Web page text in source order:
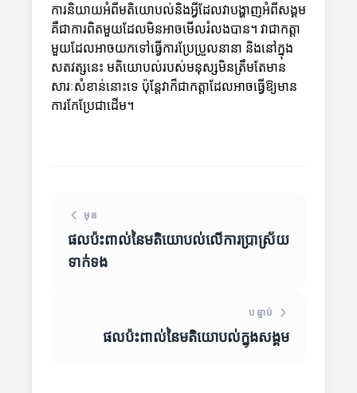
ការនិយាយអំពីមតិយោបល់និងអ្វីដែលវាបង្ហាញអំពីសង្គម
គឺជាការពិតមួយដែលមិនអាចមើលរំលងបាន។ វាជាកត្តា
មួយដែលអាចយកទៅធ្វើការប្រែប្រួលនានា និងនៅក្នុង
សតវត្សនេះ មតិយោបល់របស់មនុស្សមិនត្រឹមតែមាន
សារៈសំខាន់នោះទេ ប៉ុន្តែវាក៏ជាកត្តាដែលអាចធ្វើឱ្យមាន
ការកែប្រែជាដើម។
មុន
ផលប៉ះពាល់នៃមតិយោបល់លើការប្រាស្រ័យ
ទាក់ទង
បន្ទាប់
ផលប៉ះពាល់នៃមតិយោបល់ក្នុងសង្គម